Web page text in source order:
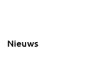
Nieuws